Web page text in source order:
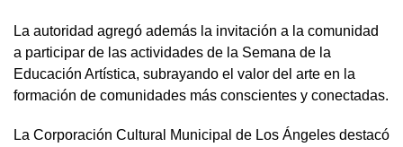
La autoridad agregó además la invitación a la comunidad
a participar de las actividades de la Semana de la
Educación Artística, subrayando el valor del arte en la
formación de comunidades más conscientes y conectadas.
La Corporación Cultural Municipal de Los Ángeles destacó